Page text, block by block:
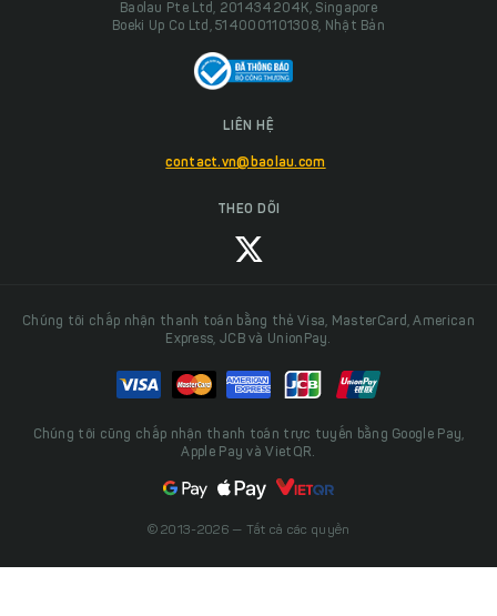
Baolau Pte Ltd, 201434204K, Singapore
Boeki Up Co Ltd, 5140001101308, Nhật Bản
LIÊN HỆ
contact.vn@baolau.com
THEO DÕI
Chúng tôi chấp nhận thanh toán bằng thẻ Visa, MasterCard, American
Express, JCB và UnionPay.
Chúng tôi cũng chấp nhận thanh toán trực tuyến bằng Google Pay,
Apple Pay và VietQR.
© 2013-2026 — Tất cả các quyền